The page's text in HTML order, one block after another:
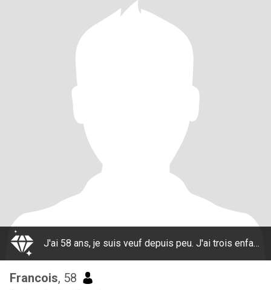
J'ai 58 ans, je suis veuf depuis peu. J'ai trois enfants magnifique, tous adulte et habite hors de la maison. J'aime faire de la voile l'été, de la plongée sous-marine. J'aime voyager, faire du canoé, lire, j'aime la nature et la faune. l'hiver je jo
Francois, 58